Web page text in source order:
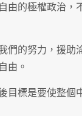
由的極權政治，
們的努力，援助
由。
目標是要使整個